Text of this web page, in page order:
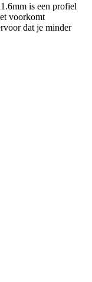
is een profiel
voorkomt
dat je minder